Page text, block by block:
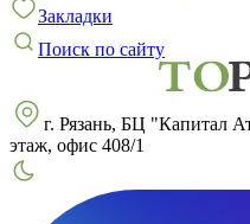
Закладки
Поиск по сайту
г. Рязань, БЦ "Капитал
этаж, офис 408/1